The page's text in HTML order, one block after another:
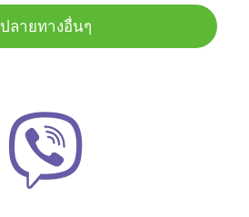
ปลายทางอื่นๆ